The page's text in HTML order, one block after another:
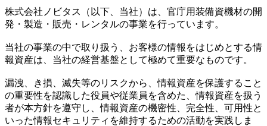
株式会社ノビタス（以下、当社）は、官庁用装備資機材の開
発・製造・販売・レンタルの事業を行っています。
当社の事業の中で取り扱う、お客様の情報をはじめとする情
報資産は、当社の経営基盤として極めて重要なものです。
漏洩、き損、滅失等のリスクから、情報資産を保護すること
の重要性を認識した役員や従業員を含めた、情報資産を扱う
者が本方針を遵守し、情報資産の機密性、完全性、可用性と
いった情報セキュリティを維持するための活動を実践しま